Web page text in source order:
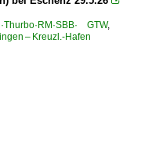
Baureihen
GTW,
– Kreuzl.-Hafen